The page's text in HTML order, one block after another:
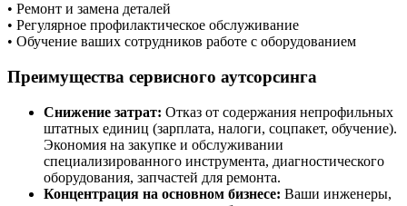
• Ремонт и замена деталей
• Регулярное профилактическое обслуживание
• Обучение ваших сотрудников работе с оборудованием
Преимущества сервисного аутсорсинга
Снижение затрат: Отказ от содержания непрофильных
штатных единиц (зарплата, налоги, соцпакет, обучение).
Экономия на закупке и обслуживании
специализированного инструмента, диагностического
оборудования, запчастей для ремонта.
Концентрация на основном бизнесе: Ваши инженеры,